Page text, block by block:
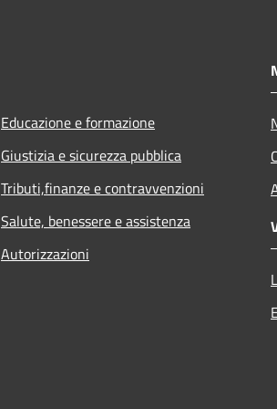
Educazione e formazione
Giustizia e sicurezza pubblica
Tributi,finanze e contravvenzioni
Salute, benessere e assistenza
Autorizzazioni